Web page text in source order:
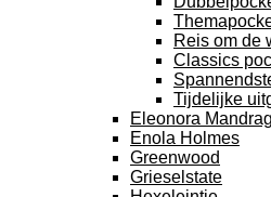
Reis om de
Classics
Tijdelijke
Eleonora
Enola Holmes
Greenwood
Grieselstate